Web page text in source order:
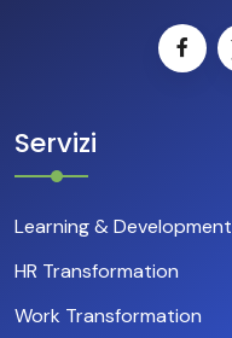
Servizi
Learning & Development
HR Transformation
Work Transformation